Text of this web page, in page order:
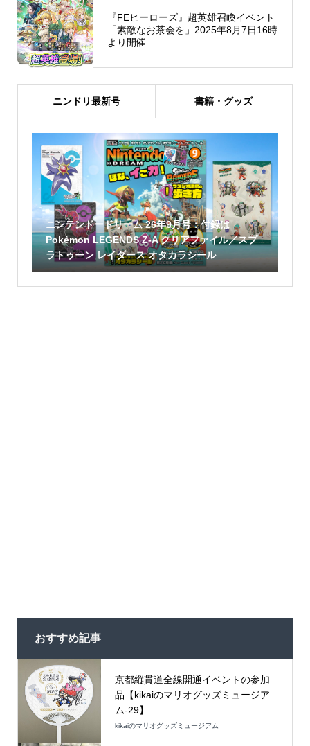
『FEヒーローズ』超英雄召喚イベント
「素敵なお茶会を」2025年8月7日16時
より開催
ニンドリ最新号 書籍・グッズ
ニンテンドードリーム 26年9月号：付録は
Pokémon LEGENDS Z-A クリアファイル／スプ
ラトゥーン レイダース オタカラシール
おすすめ記事
京都縦貫道全線開通イベントの参加
品【kikaiのマリオグッズミュージア
ム-29】
kikaiのマリオグッズミュージアム